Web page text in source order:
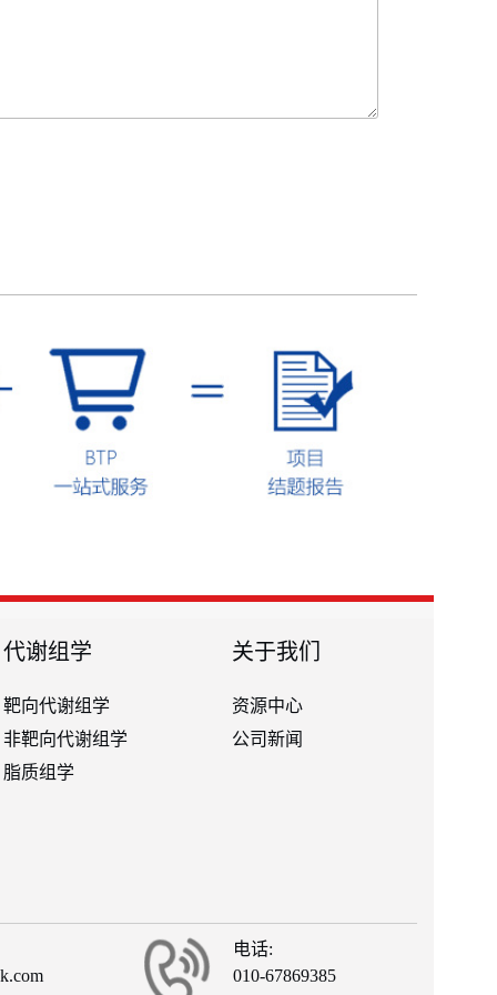
代谢组学
靶向代谢组学
非靶向代谢组学
脂质组学
关于我们
资源中心
公司新闻
电话:
010-67869385